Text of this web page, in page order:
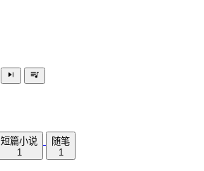
短篇小说
1
随笔
1